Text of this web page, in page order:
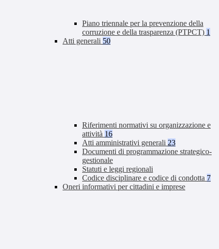
Piano triennale per la prevenzione della
corruzione e della trasparenza (PTPCT) 1
Atti generali 50
Riferimenti normativi su organizzazione e
attività 16
Atti amministrativi generali 23
Documenti di programmazione strategico-
gestionale
Statuti e leggi regionali
Codice disciplinare e codice di condotta 7
Oneri informativi per cittadini e imprese